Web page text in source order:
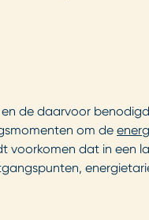
de daarvoor
om de
dat in een